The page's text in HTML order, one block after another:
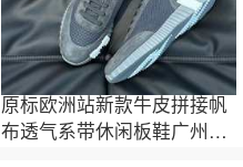
原标欧洲站新款牛皮拼接帆
布透气系带休闲板鞋广州外